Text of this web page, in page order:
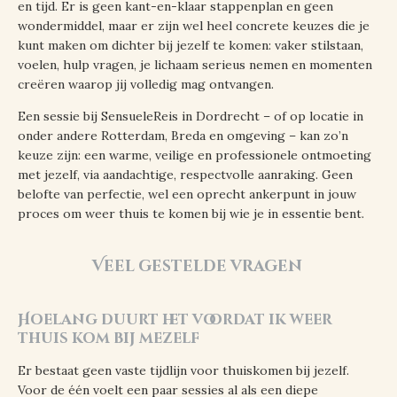
en tijd. Er is geen kant-en-klaar stappenplan en geen
wondermiddel, maar er zijn wel heel concrete keuzes die je
kunt maken om dichter bij jezelf te komen: vaker stilstaan,
voelen, hulp vragen, je lichaam serieus nemen en momenten
creëren waarop jij volledig mag ontvangen.
Een sessie bij SensueleReis in Dordrecht – of op locatie in
onder andere Rotterdam, Breda en omgeving – kan zo’n
keuze zijn: een warme, veilige en professionele ontmoeting
met jezelf, via aandachtige, respectvolle aanraking. Geen
belofte van perfectie, wel een oprecht ankerpunt in jouw
proces om weer thuis te komen bij wie je in essentie bent.
Veel gestelde vragen
Hoelang duurt het voordat ik weer
thuis kom bij mezelf
Er bestaat geen vaste tijdlijn voor thuiskomen bij jezelf.
Voor de één voelt een paar sessies al als een diepe